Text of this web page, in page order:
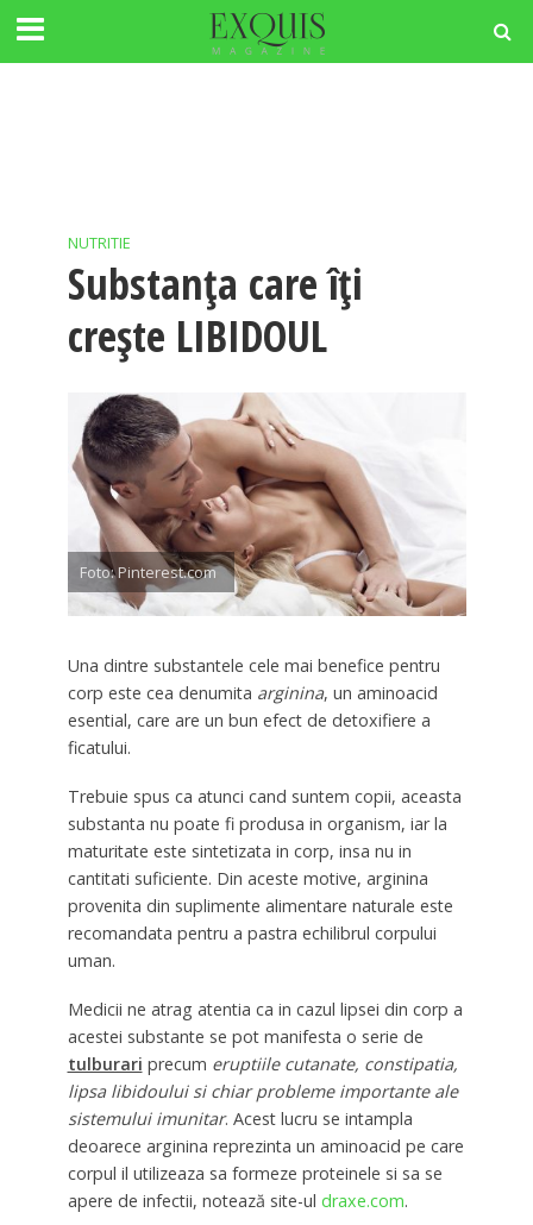
NUTRITIE
Substanța care îți
crește LIBIDOUL
Foto: Pinterest.com
Una dintre substantele cele mai benefice pentru
corp este cea denumita arginina, un aminoacid
esential, care are un bun efect de detoxifiere a
ficatului.
Trebuie spus ca atunci cand suntem copii, aceasta
substanta nu poate fi produsa in organism, iar la
maturitate este sintetizata in corp, insa nu in
cantitati suficiente. Din aceste motive, arginina
provenita din suplimente alimentare naturale este
recomandata pentru a pastra echilibrul corpului
uman.
Medicii ne atrag atentia ca in cazul lipsei din corp a
acestei substante se pot manifesta o serie de
tulburari precum eruptiile cutanate, constipatia,
lipsa libidoului si chiar probleme importante ale
sistemului imunitar. Acest lucru se intampla
deoarece arginina reprezinta un aminoacid pe care
corpul il utilizeaza sa formeze proteinele si sa se
apere de infectii, notează site-ul draxe.com.